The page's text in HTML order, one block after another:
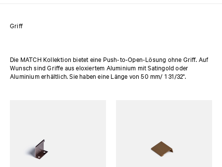
Griff
Die MATCH Kollektion bietet eine Push-to-Open-Lösung ohne Griff. Auf
Wunsch sind Griffe aus eloxiertem Aluminium mit Satingold oder
Aluminium erhältlich. Sie haben eine Länge von 50 mm/ 1 31/32".